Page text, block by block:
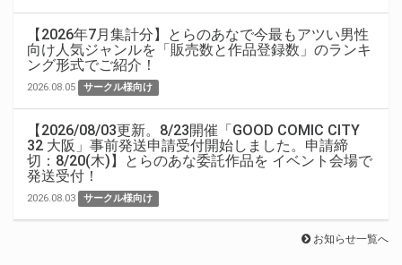
【2026年7月集計分】とらのあなで今最もアツい男性
向け人気ジャンルを「販売数と作品登録数」のランキ
ング形式でご紹介！
2026.08.05 サークル様向け
【2026/08/03更新。8/23開催「GOOD COMIC CITY
32 大阪」事前発送申請受付開始しました。申請締
切：8/20(木)】とらのあな委託作品を イベント会場で
発送受付！
2026.08.03 サークル様向け
お知らせ一覧へ